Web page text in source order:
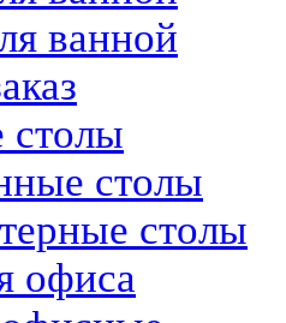
ванной
столы
столы
столы
офиса